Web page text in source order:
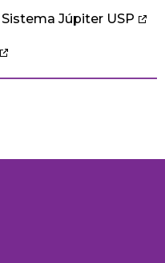
Sistema Júpiter USP